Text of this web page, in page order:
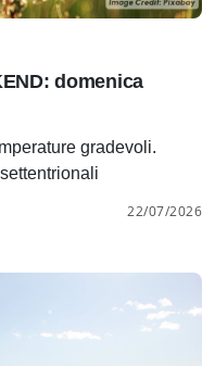
domenica
gradevoli.
22/07/2026